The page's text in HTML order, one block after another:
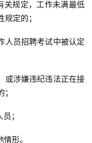
关规定，工作未满最低
定的；
人员招聘考试中被认定
或涉嫌违纪违法正在接
；
形。